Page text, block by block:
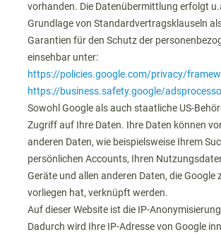
vorhanden. Die Datenübermittlung erfolgt
Grundlage von Standardvertragsklauseln
Garantien für den Schutz der
einsehbar unter:
https://policies.google.com/privacy/
https://business.safety.google/
Sowohl Google als auch staatliche US-
Zugriff auf Ihre Daten. Ihre Daten können
anderen Daten, wie beispielsweise Ihrem
persönlichen Accounts, Ihren
Geräte und allen anderen Daten, die Google
vorliegen hat, verknüpft werden.
Auf dieser Website ist die IP-
Dadurch wird Ihre IP-Adresse von Google